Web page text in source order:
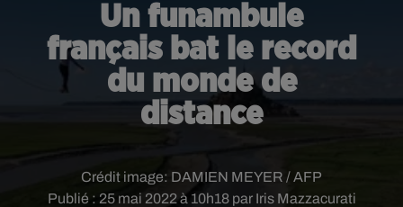
Un funambule
français bat le record
du monde de
distance
Publié : 25 mai 2022 à 10h18 par Iris Mazzacurati
Crédit image: DAMIEN MEYER / AFP